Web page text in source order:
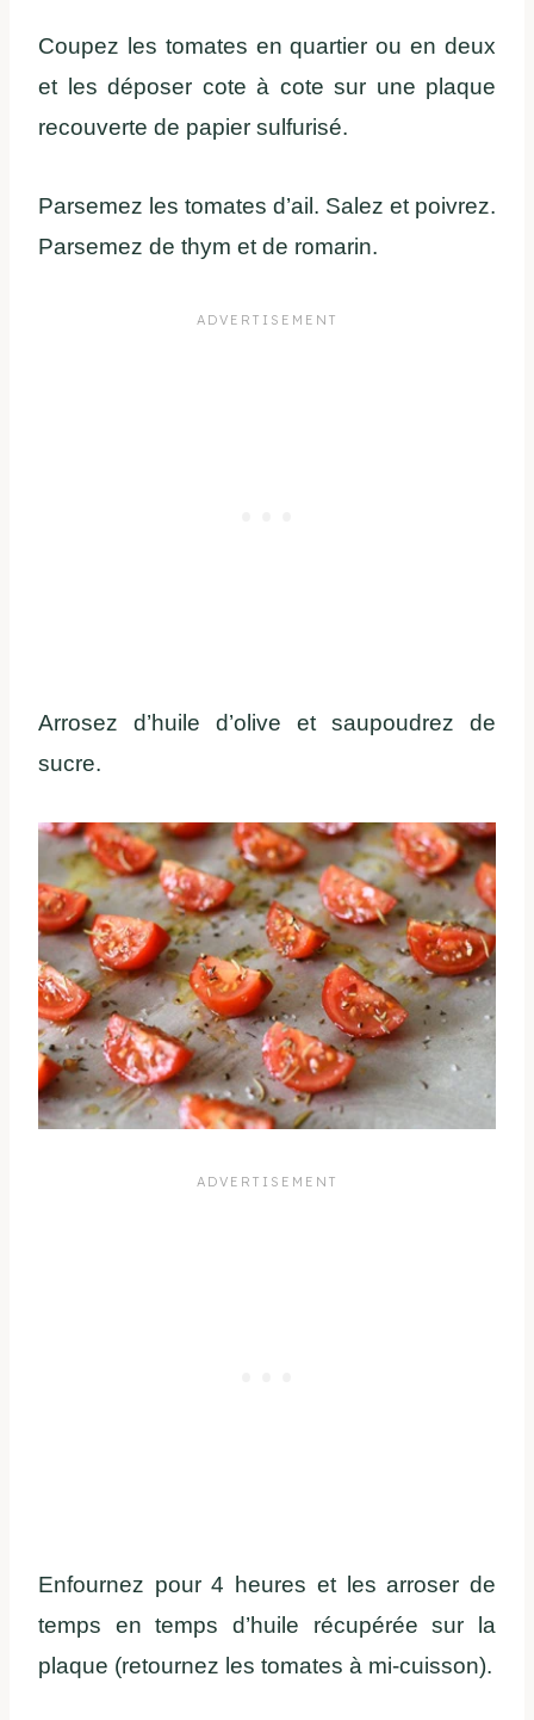
Coupez les tomates en quartier ou en deux
et les déposer cote à cote sur une plaque
recouverte de papier sulfurisé.
Parsemez les tomates d’ail. Salez et poivrez.
Parsemez de thym et de romarin.
Arrosez d’huile d’olive et saupoudrez de
sucre.
Enfournez pour 4 heures et les arroser de
temps en temps d’huile récupérée sur la
plaque (retournez les tomates à mi-cuisson).